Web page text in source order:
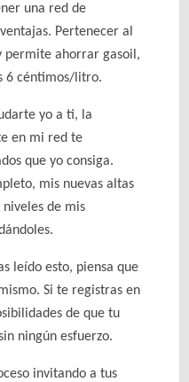
una red de
Pertenecer al
permite ahorrar gasoil,
6 céntimos/litro.
yo a ti, la
en mi red te
que yo consiga.
mis nuevas altas
de mis
leído esto, piensa que
Si te registras en
de que tu
ningún esfuerzo.
invitando a tus